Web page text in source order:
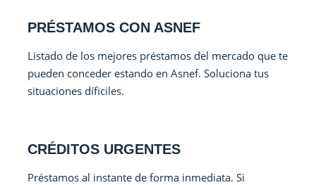
PRÉSTAMOS CON ASNEF
Listado de los mejores préstamos del mercado que te
pueden conceder estando en Asnef. Soluciona tus
situaciones díficiles.
CRÉDITOS URGENTES
Préstamos al instante de forma inmediata. Si